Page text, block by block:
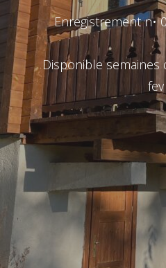
Enregistrement n•
Disponible semaines
fev